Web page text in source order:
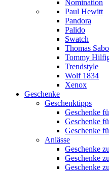
Nomination
Paul Hewitt
Pandora
Palido
Swatch
Thomas Sabo
Tommy
Trendstyle
Wolf 1834
Xenox
Geschenke
Geschenktipps
Geschenke
Geschenke
Geschenke
Anlässe
Geschenke
Geschenke
Geschenke